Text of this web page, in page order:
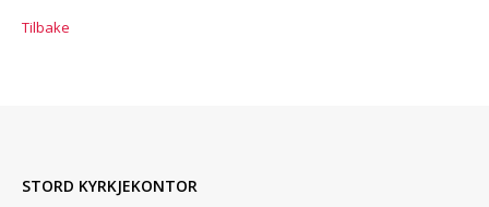
KONTAKT OSS
Tilbake
STORD KYRKJEKONTOR